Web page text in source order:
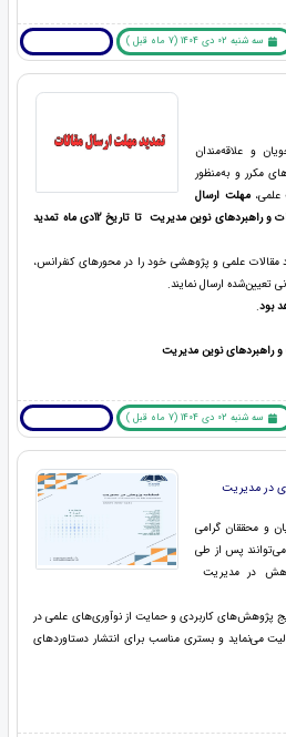
سه شنبه 02 دی 1404 (7 ماه قبل )
و علاقه‌مندان
مکرر و به‌منظور
علمی،مهلت ارسال
و راهبردهای نوین مدیریت
تا تاریخ 12دی ماه تمدید
علمی و پژوهشی خود را در محورهای کنفرانس،
تعیین‌شده ارسال نمایند.
بود.
و راهبردهای نوین مدیریت
سه شنبه 02 دی 1404 (7 ماه قبل )
در مدیریت
و محققان گرامی
می‌توانند پس از طی
در مدیریت
پژوهش‌های کاربردی و حمایت از نوآوری‌های علمی در
می‌نماید و بستری مناسب برای انتشار دستاوردهای